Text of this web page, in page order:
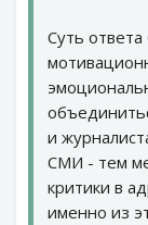
Суть
и
СМИ - тем
критики в
именно из